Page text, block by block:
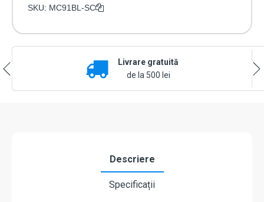
electronica
SKU: MC91BL-SC
Livrare gratuită
de la 500 lei
Descriere
Specificații